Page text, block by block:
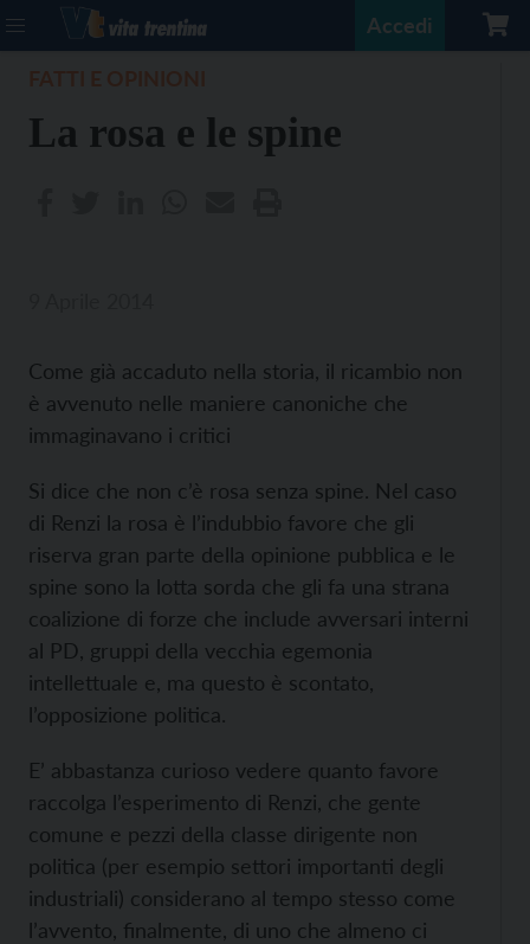
Accedi
La rosa e le spine
Come già accaduto nella storia, il ricambio non
è avvenuto nelle maniere canoniche che
immaginavano i critici
Si dice che non c’è rosa senza spine. Nel caso
di Renzi la rosa è l’indubbio favore che gli
riserva gran parte della opinione pubblica e le
spine sono la lotta sorda che gli fa una strana
coalizione di forze che include avversari interni
al PD, gruppi della vecchia egemonia
intellettuale e, ma questo è scontato,
l’opposizione politica.
E’ abbastanza curioso vedere quanto favore
raccolga l’esperimento di Renzi, che gente
comune e pezzi della classe dirigente non
politica (per esempio settori importanti degli
industriali) considerano al tempo stesso come
l’avvento, finalmente, di uno che almeno ci